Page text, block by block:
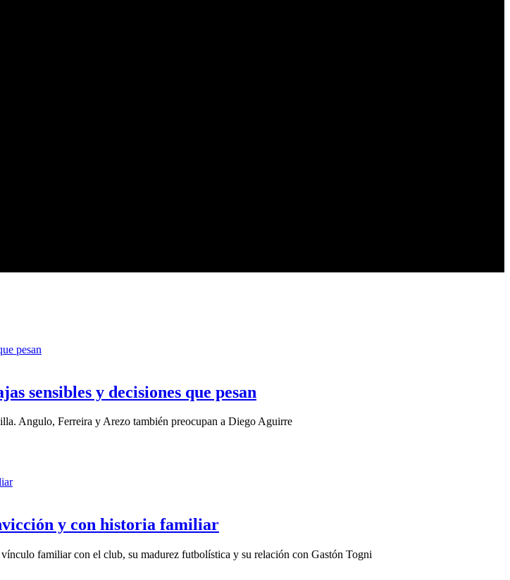
sensibles y decisiones que pesan
Angulo, Ferreira y Arezo también preocupan a Diego Aguirre
y con historia familiar
familiar con el club, su madurez futbolística y su relación con Gastón Togni